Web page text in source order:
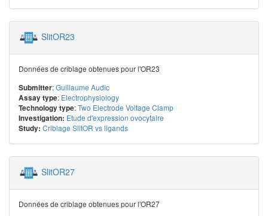
SlitOR23
Données de criblage obtenues pour l'OR23
Submitter:Guillaume Audic
Assay type: Electrophysiology
Technology type:Two Electrode Voltage Clamp
Investigation: Etude d'expression ovocytaire
Study: Criblage SlitOR vs ligands
SlitOR27
Données de criblage obtenues pour l'OR27